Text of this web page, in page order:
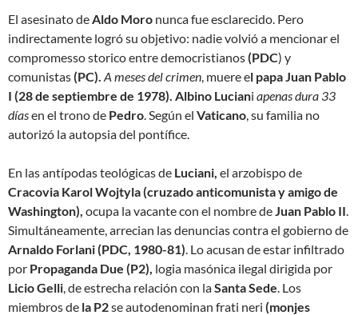
El asesinato deAldo Moro nunca fue esclarecido. Pero
indirectamente logró su objetivo: nadie volvió a mencionar el
compromesso storico entre democristianos(PDC) y
comunistas(PC). A meses del crimen, muere el papa Juan Pablo
I (28 de septiembre de 1978). Albino Luciani apenas dura 33
díasen el trono de Pedro. Según el Vaticano, su familia no
autorizó la autopsia del pontífice.
En las antípodas teológicas de Luciani, el arzobispo de
Cracovia Karol Wojtyla (cruzado anticomunista y amigo de
Washington), ocupa la vacante con el nombre deJuan Pablo II.
Simultáneamente, arrecian las denuncias contra el gobierno de
Arnaldo Forlani (PDC, 1980-81). Lo acusan de estar infiltrado
por Propaganda Due (P2), logia masónica ilegal dirigida por
Licio Gelli, de estrecha relación con laSanta Sede. Los
miembros de la P2se autodenominan frati neri (monjes